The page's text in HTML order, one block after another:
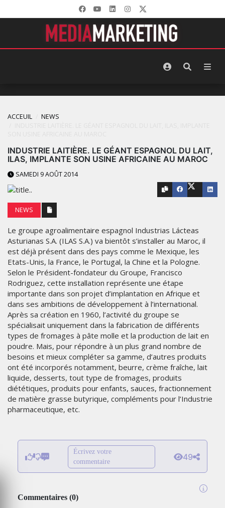
ACCEUIL
NEWS
INDUSTRIE LAITIÈRE. LE GÉANT ESPAGNOL DU LAIT,
ILAS, IMPLANTE SON USINE AFRICAINE AU MAROC
SAMEDI 9 AOÛT 2014
NEWS
Le groupe agroalimentaire espagnol Industrias Lácteas
Asturianas S.A. (ILAS S.A.) va bientôt s’installer au Maroc, il
est déjà présent dans des pays comme le Mexique, les
Etats-Unis, la France, le Portugal, la Chine et la Pologne.
Selon le Président-fondateur du Groupe, Francisco
Rodriguez, cette installation représente une étape
importante dans son projet d’implantation en Afrique et
dans ses ambitions de développement à l’international.
Après sa création en 1960, l’activité du groupe se
spécialisait uniquement dans la fabrication de différents
types de fromages à pâte molle et la production de lait en
poudre. Mais, pour répondre à un plus grand nombre de
besoins et mieux compléter sa gamme, d’autres produits
ont été incorporés notamment, beurre, crème fraîche, lait
liquide, desserts, tout type de fromages, produits
diététiques, produits pour enfants, sauces, fractionnement
de matière grasse butyrique, compléments pour l’Industrie
pharmaceutique, etc.
Écrivez votre
commentaire
49
Commentaires (0)